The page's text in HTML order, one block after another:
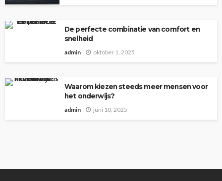
De perfecte combinatie van comfort en
snelheid
admin oktober 1, 2025
Waarom kiezen steeds meer mensen voor
het onderwijs?
admin juni 10, 2025